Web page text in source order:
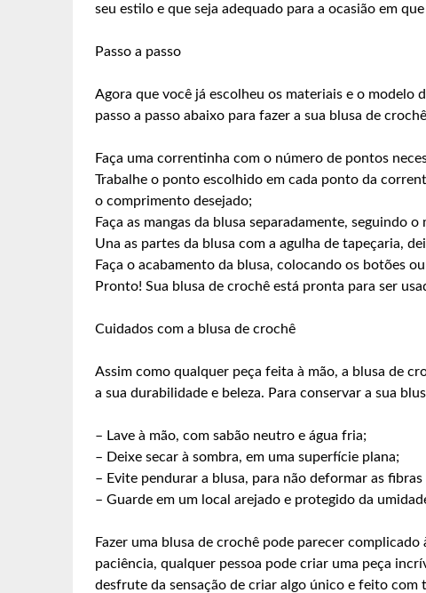
seu estilo e que seja adequado para a ocasião em
Passo a passo
Agora que você já escolheu os materiais e o modelo
passo a passo abaixo para fazer a sua blusa de
Faça uma correntinha com o número de pontos
Trabalhe o ponto escolhido em cada ponto da
o comprimento desejado;
Faça as mangas da blusa separadamente, seguindo
Una as partes da blusa com a agulha de tapeçaria,
Faça o acabamento da blusa, colocando os botões
Pronto! Sua blusa de crochê está pronta para ser
Cuidados com a blusa de crochê
Assim como qualquer peça feita à mão, a blusa de
a sua durabilidade e beleza. Para conservar a sua
– Lave à mão, com sabão neutro e água fria;
– Deixe secar à sombra, em uma superfície plana;
– Evite pendurar a blusa, para não deformar as
– Guarde em um local arejado e protegido da
Fazer uma blusa de crochê pode parecer
paciência, qualquer pessoa pode criar uma peça
desfrute da sensação de criar algo único e feito